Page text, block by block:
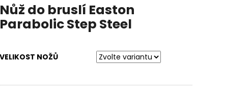
produktu
je
0,0
hvězdiček.
Nůž do bruslí Easton
Parabolic Step Steel
VELIKOST NOŽŮ